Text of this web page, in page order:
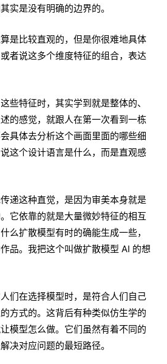
实是没有明确的边界的。
是比较直观的，但是你很难地具体
者说这多个维度特征的组合，表达
些特征时，其实学到就是整体的、
的感觉，就跟人在第一次看到一栋
具体去分析这个画面里面的哪些细
这个设计语言是什么，而是直观感
递这种直觉，是因为审美本身就是
它依靠的就是大量微妙特征的相互
么扩散模型有时的确能生成一些，
品。我把这个叫做扩散模型 AI 的想
们在选择模型时，是符合人们自己
方式的。这背后有种类似仿生学的
模型怎么做。它们虽然有着不同的
决对应问题的最短路径。